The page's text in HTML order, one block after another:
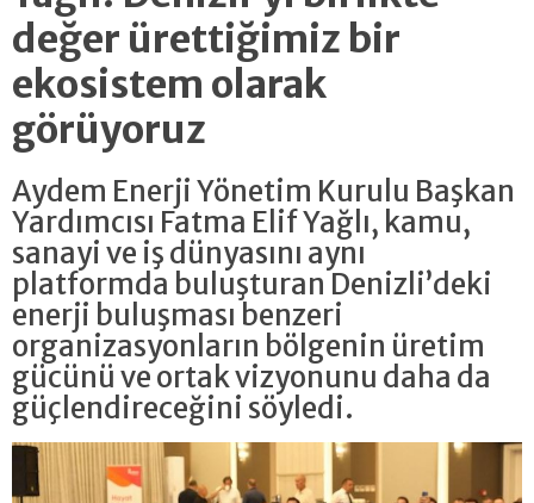
değer ürettiğimiz bir
ekosistem olarak
görüyoruz
Aydem Enerji Yönetim Kurulu Başkan
Yardımcısı Fatma Elif Yağlı, kamu,
sanayi ve iş dünyasını aynı
platformda buluşturan Denizli’deki
enerji buluşması benzeri
organizasyonların bölgenin üretim
gücünü ve ortak vizyonunu daha da
güçlendireceğini söyledi.